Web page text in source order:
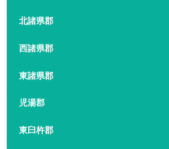
北諸県郡
西諸県郡
東諸県郡
児湯郡
東臼杵郡